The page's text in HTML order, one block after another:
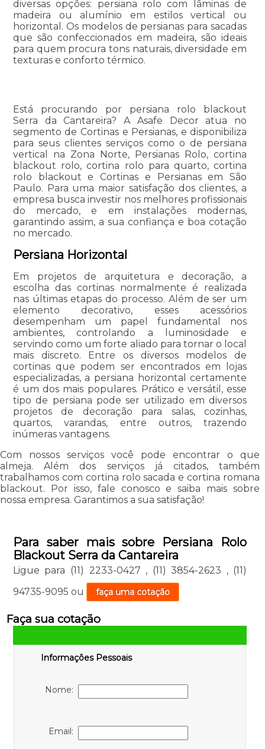
diversas opções: persiana rolo com lâminas de
madeira ou alumínio em estilos vertical ou
horizontal. Os modelos de persianas para sacadas
que são confeccionados em madeira, são ideais
para quem procura tons naturais, diversidade em
texturas e conforto térmico.
Está procurando por persiana rolo blackout
Serra da Cantareira? A Asafe Decor atua no
segmento de Cortinas e Persianas, e disponibiliza
para seus clientes serviços como o de persiana
vertical na Zona Norte, Persianas Rolo, cortina
blackout rolo, cortina rolo para quarto, cortina
rolo blackout e Cortinas e Persianas em São
Paulo. Para uma maior satisfação dos clientes, a
empresa busca investir nos melhores profissionais
do mercado, e em instalações modernas,
garantindo assim, a sua confiança e boa cotação
no mercado.
Persiana Horizontal
Em projetos de arquitetura e decoração, a
escolha das cortinas normalmente é realizada
nas últimas etapas do processo. Além de ser um
elemento decorativo, esses acessórios
desempenham um papel fundamental nos
ambientes, controlando a luminosidade e
servindo como um forte aliado para tornar o local
mais discreto. Entre os diversos modelos de
cortinas que podem ser encontrados em lojas
especializadas, a persiana horizontal certamente
é um dos mais populares. Prático e versátil, esse
tipo de persiana pode ser utilizado em diversos
projetos de decoração para salas, cozinhas,
quartos, varandas, entre outros, trazendo
inúmeras vantagens.
Com nossos serviços você pode encontrar o que
almeja. Além dos serviços já citados, também
trabalhamos com cortina rolo sacada e cortina romana
blackout. Por isso, fale conosco e saiba mais sobre
nossa empresa. Garantimos a sua satisfação!
Para saber mais sobre Persiana Rolo
Blackout Serra da Cantareira
Ligue para (11) 2233-0427 , (11) 3854-2623 , (11)
94735-9095 ou faça uma cotação
Faça sua cotação
Informações Pessoais
Nome:
Email: